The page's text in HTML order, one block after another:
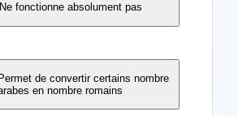
Ne fonctionne absolument pas
Permet de convertir certains nombre
en nombre romains